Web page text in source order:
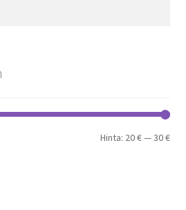
Hinta: 20 €—30 €